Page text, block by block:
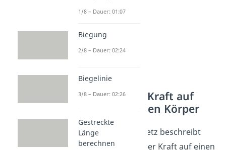
Wirkung einer Kraft auf
einen elastischen Körper
Das Hookesche Gesetz beschreibt
also die Wirkung einer Kraft auf einen
1/8 – Dauer: 01:07
Biegung
2/8 – Dauer: 02:24
Biegelinie
3/8 – Dauer: 02:26
Gestreckte
Länge
berechnen